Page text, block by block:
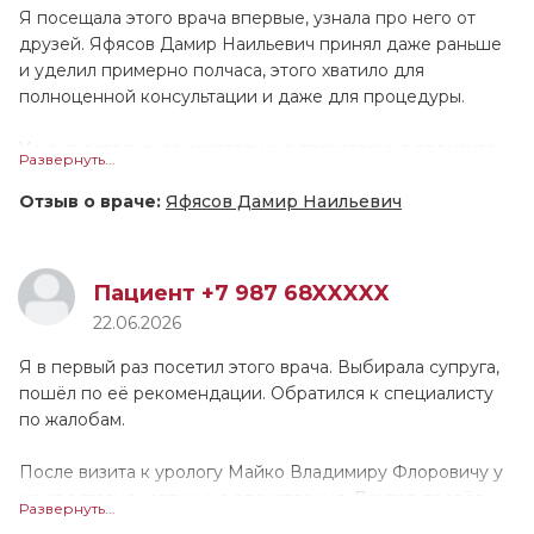
Люции Ринатовны вполне располагающая. После
диагностики нужно будет прийти на повторный приём.
Я могла бы порекомендовать данного специалиста
другим людям.
Я посещала этого врача впервые, узнала про него от
друзей. Яфясов Дамир Наильевич принял даже раньше
и уделил примерно полчаса, этого хватило для
полноценной консультации и даже для процедуры.
У меня остались замечательные впечатления от визита, у
Дамир Наильевич выслушал, изучил все документы и
грамотно и понятно расписал терапию, указал
дозировки и кратность применения препаратов. По
ощущениям, он работал аккуратно, дискомфорта я не
заметила. Врач показался тактичным и дружелюбным в
общении, а также вежливым. Он ответил на все вопросы,
при этом не отвлекался и не покидал кабинет. Считаю,
бы посоветовала его друзьям и знакомым, замечаний или
Развернуть...
Отзыв о враче: Яфясов Дамир Наильевич
Пациент +7 987 68XXXXX
22.06.2026
Я в первый раз посетил этого врача. Выбирала супруга,
пошёл по её рекомендации. Обратился к специалисту
по жалобам.
После визита к урологу Майко Владимиру Флоровичу у
меня остались отличные впечатления. Доктор провёл
Развернуть...